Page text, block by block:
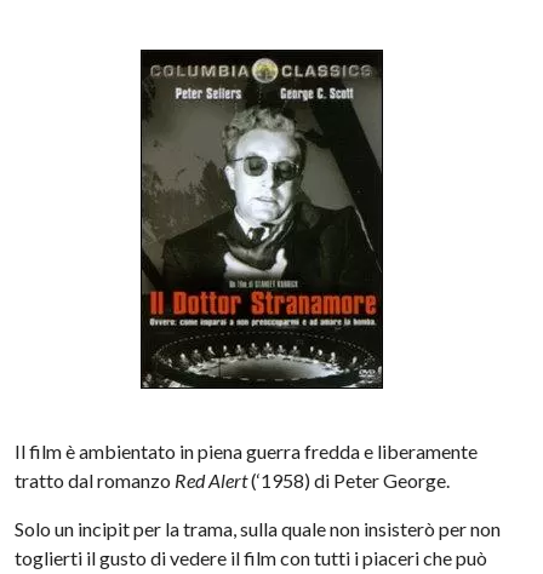
Il film è ambientato in piena guerra fredda e liberamente
tratto dal romanzo Red Alert(‘1958) di Peter George.
Solo un incipit per la trama, sulla quale non insisterò per non
toglierti il gusto di vedere il film con tutti i piaceri che può